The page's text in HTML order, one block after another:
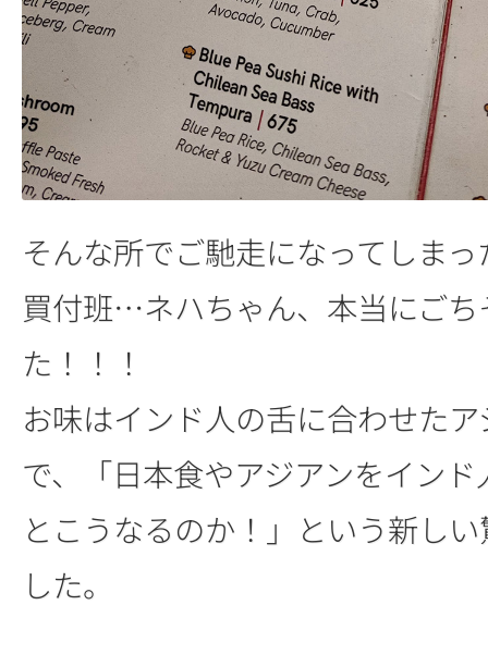
そんな所でご馳走になってしま
買付班…ネハちゃん、本当にご
た！！！
お味はインド人の舌に合わせた
で、「日本食やアジアンをイン
とこうなるのか！」という新し
した。